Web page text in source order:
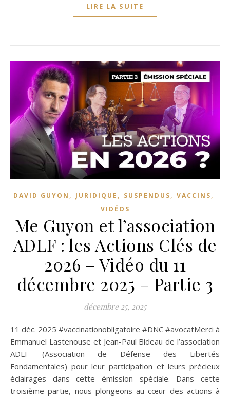
LIRE LA SUITE
DAVID GUYON , JURIDIQUE , SUSPENDUS, VACCINS,
VIDÉOS
Me Guyon et l’association
ADLF : les Actions Clés de
2026 – Vidéo du 11
décembre 2025 – Partie 3
décembre 25, 2025
11 déc. 2025 #vaccinationobligatoire #DNC #avocatMerci à
Emmanuel Lastenouse et Jean-Paul Bideau de l’association
ADLF (Association de Défense des Libertés
Fondamentales) pour leur participation et leurs précieux
éclairages dans cette émission spéciale. Dans cette
troisième partie, nous plongeons au cœur des actions à